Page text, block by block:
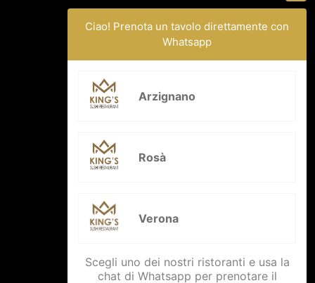
CONTATTI VERONA
37131 Verona
Email:sushikings003@gmail.com
Ciao! Prenota un tavolo direttamente con
Whatsapp
Arzignano
Rosà
Verona
Scegli uno dei nostri ristoranti e usa la
chat di Whatsapp per prenotare il